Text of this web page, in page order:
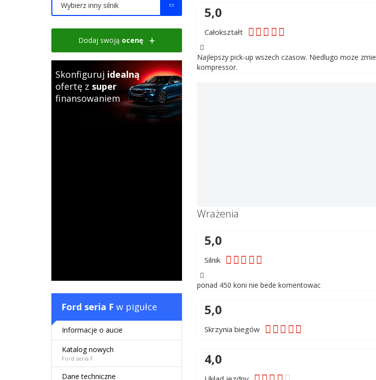
5,0
Całokształt
Najlepszy pick-up wszech czasow. Niedlugo moze
kompressor.
Wrażenia
5,0
Silnik
ponad 450 koni nie bede komentowac
5,0
Skrzynia biegów
4,0
Wybierz inny silnik
Dodaj swoją ocenę
Skonfiguruj idealną
ofertę z super
finansowaniem
Ford seria F w pigułce
Informacje o aucie
Katalog nowych
Ford seria F
Dane techniczne